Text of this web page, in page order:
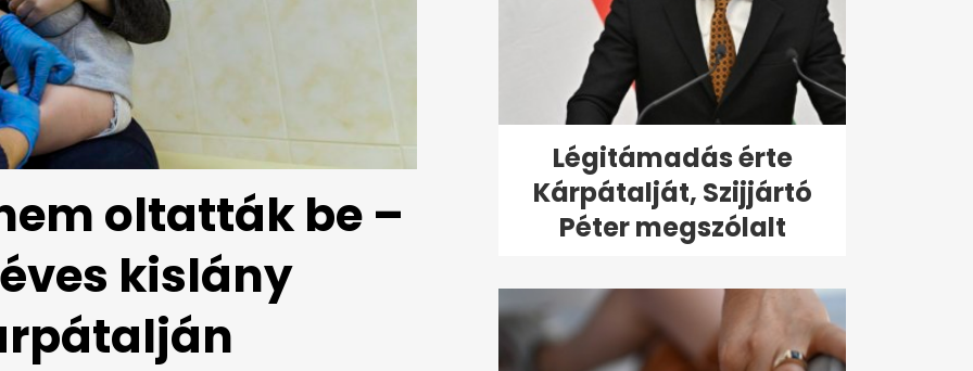
oltatták be –
kislány
Légitámadás érte
Kárpátalját, Szijjártó
Péter megszólalt